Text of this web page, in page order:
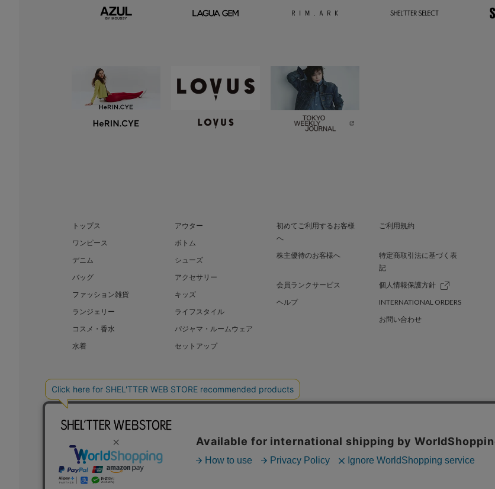
トップス
アウター
ワンピース
ボトム
デニム
シューズ
バッグ
アクセサリー
ファッション雑貨
キッズ
ランジェリー
ライフスタイル
コスメ・香水
パジャマ・ルームウェア
水着
セットアップ
初めてご利用するお客様
へ
ご利用規約
株主優待のお客様へ
特定商取引法に基づく表
記
会員ランクサービス
個人情報保護方針
ヘルプ
INTERNATIONAL ORDERS
お問い合わせ
BAROQUE JAPAN LIMITED SHEL’TTER GREEN 採用情報
COPYRIGHT © BAROQUE JAPAN LIMITED ALL RIGHTS RESERVED.